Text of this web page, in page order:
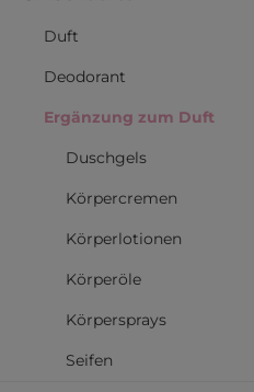
Duft
Deodorant
Ergänzung zum Duft
Duschgels
Körpercremen
Körperlotionen
Körperöle
Körpersprays
Seifen